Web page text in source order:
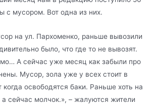
с мусором. Вот одна из них.
на ул. Пархоменко, раньше вывозили
было, что где то не вывозят.
А сейчас уже месяц как забыли про
Мусор, зола уже у всех стоит в
освободятся баки. Раньше хоть на
а сейчас молчок.», – жалуются жители